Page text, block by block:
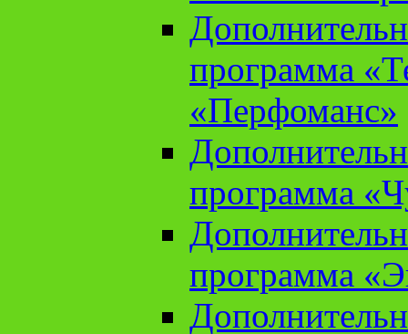
программа
«Перфоманс»
программа
программа